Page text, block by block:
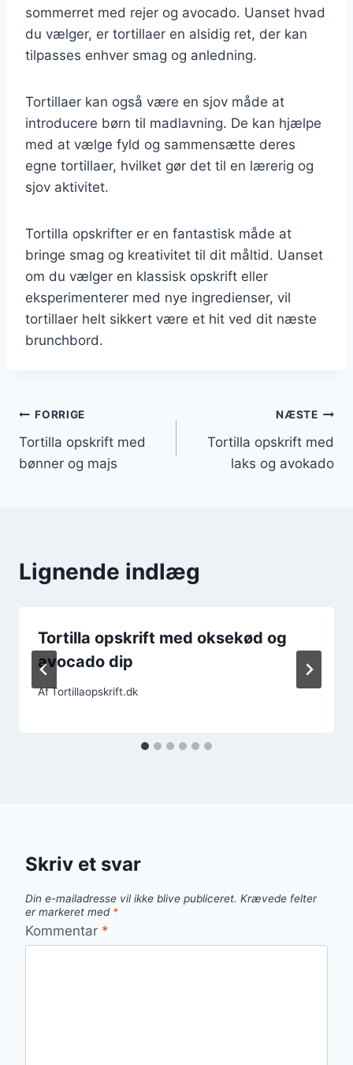
sommerret med rejer og avocado. Uanset hvad
du vælger, er tortillaer en alsidig ret, der kan
tilpasses enhver smag og anledning.
Tortillaer kan også være en sjov måde at
introducere børn til madlavning. De kan hjælpe
med at vælge fyld og sammensætte deres
egne tortillaer, hvilket gør det til en lærerig og
sjov aktivitet.
Tortilla opskrifter er en fantastisk måde at
bringe smag og kreativitet til dit måltid. Uanset
om du vælger en klassisk opskrift eller
eksperimenterer med nye ingredienser, vil
tortillaer helt sikkert være et hit ved dit næste
brunchbord.
Indlægsnavigation
FORRIGE
Tortilla opskrift med
bønner og majs
NÆSTE
Tortilla opskrift med
laks og avokado
Lignende indlæg
Tortilla opskrift med oksekød og
avocado dip
AfTortillaopskrift.dk
Skriv et svar
Din e-mailadresse vil ikke blive publiceret. Krævede felter
er markeret med *
Kommentar *